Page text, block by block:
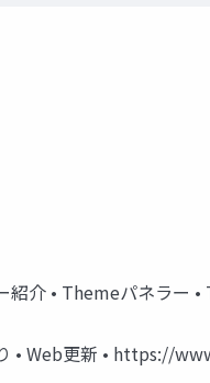
介 • Themeパネラー
• Web更新 • https://